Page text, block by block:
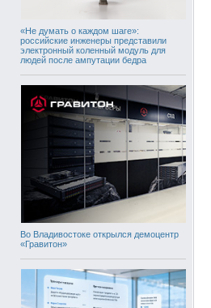
«Не думать о каждом шаге»:
российские инженеры представили
электронный коленный модуль для
людей после ампутации бедра
Во Владивостоке открылся демоцентр
«Гравитон»